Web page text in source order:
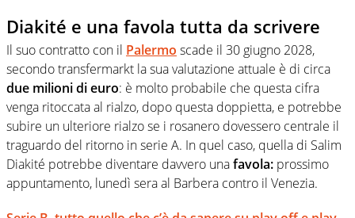
Diakité e una favola tutta da scrivere
Il suo contratto con il Palermo scade il 30 giugno 2028,
secondo transfermarkt la sua valutazione attuale è di circa
due milioni di euro: è molto probabile che questa cifra
venga ritoccata al rialzo, dopo questa doppietta, e potrebbe
subire un ulteriore rialzo se i rosanero dovessero centrale il
traguardo del ritorno in serie A. In quel caso, quella di Salim
Diakité potrebbe diventare davvero unafavola: prossimo
appuntamento, lunedì sera al Barbera contro il Venezia.